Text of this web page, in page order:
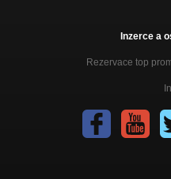
Inzerce a
Rezervace top